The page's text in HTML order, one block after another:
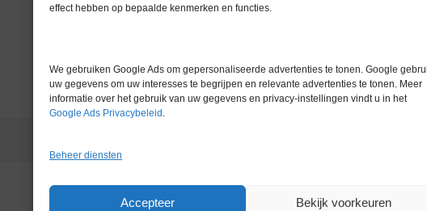
effect hebben op bepaalde kenmerken en functies.
We gebruiken Google Ads om gepersonaliseerde advertenties te tonen. Google
uw gegevens om uw interesses te begrijpen en relevante advertenties te tonen. Meer
informatie over het gebruik van uw gegevens en privacy-instellingen vindt u in het
Google Ads Privacybeleid .
Beheer diensten
Accepteer Bekijk voorkeuren